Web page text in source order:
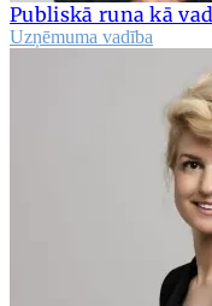
Publiskā runa kā
Uzņēmuma vadība